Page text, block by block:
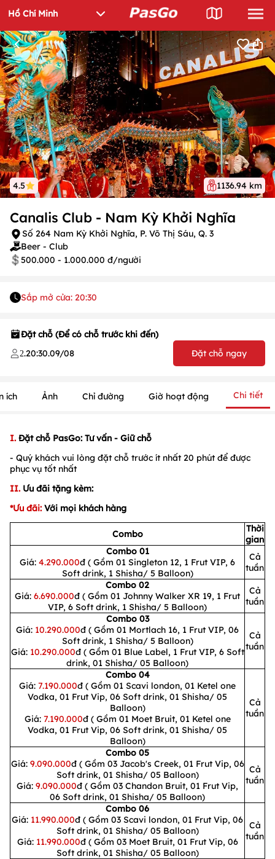
4.5 1136.94 km
Canalis Club - Nam Kỳ Khởi Nghĩa
Số 264 Nam Kỳ Khởi Nghĩa, P. Võ Thị Sáu, Q. 3
Beer - Club
500.000 - 1.000.000 đ/người
Sắp mở cửa: 20:30
Đặt chỗ (Để có chỗ trước khi đến)
2.20:30.09/08 Đặt chỗ ngay
ích Ảnh Chỉ đường Giờ hoạt động Chi tiết
I. Đặt chỗ PasGo: Tư vấn - Giữ chỗ
- Quý khách vui lòng đặt chỗ trước ít nhất 20 phút để được
phục vụ tốt nhất
II. Ưu đãi tặng kèm:
*Ưu đãi: Với mọi khách hàng
Combo
Thời
gian
Combo 01
Giá: 4.290.000đ ( Gồm 01 Singleton 12, 1 Frut VIP, 6
Soft drink, 1 Shisha/ 5 Balloon)
Cả
tuần
Combo 02
Giá: 6.690.000đ ( Gồm 01 Johnny Walker XR 19, 1 Frut
VIP, 6 Soft drink, 1 Shisha/ 5 Balloon)
Cả
tuần
Combo 03
Giá: 10.290.000đ ( Gồm 01 Mortlach 16, 1 Frut VIP, 06
Soft drink, 1 Shisha/ 5 Balloon)
Giá: 10.290.000đ ( Gồm 01 Blue Label, 1 Frut VIP, 6 Soft
drink, 01 Shisha/ 05 Balloon)
Cả
tuần
Combo 04
Giá: 7.190.000đ ( Gồm 01 Scavi london, 01 Ketel one
Vodka, 01 Frut Vip, 06 Soft drink, 01 Shisha/ 05
Balloon)
Giá: 7.190.000đ ( Gồm 01 Moet Bruit, 01 Ketel one
Vodka, 01 Frut Vip, 06 Soft drink, 01 Shisha/ 05
Balloon)
Cả
tuần
Combo 05
Giá: 9.090.000đ ( Gồm 03 Jacob's Creek, 01 Frut Vip, 06
Soft drink, 01 Shisha/ 05 Balloon)
Giá: 9.090.000đ ( Gồm 03 Chandon Bruit, 01 Frut Vip,
06 Soft drink, 01 Shisha/ 05 Balloon)
Cả
tuần
Combo 06
Giá: 11.990.000đ ( Gồm 03 Scavi london, 01 Frut Vip, 06
Soft drink, 01 Shisha/ 05 Balloon)
Giá: 11.990.000đ ( Gồm 03 Moet Bruit, 01 Frut Vip, 06
Soft drink, 01 Shisha/ 05 Balloon)
Cả
tuần
/1